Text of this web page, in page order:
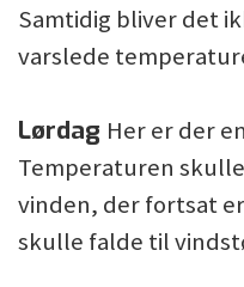
Samtidig bliver det
varslede
Lørdag Her er der
Temperaturen
vinden, der fortsat
skulle falde til